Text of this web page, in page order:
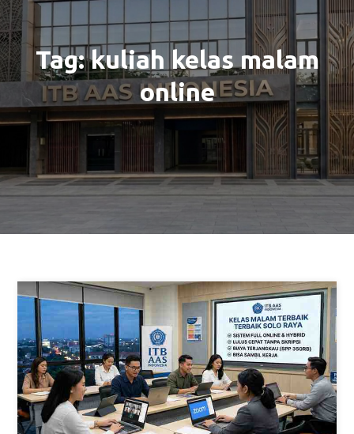
Tag:kuliah kelas malam
online